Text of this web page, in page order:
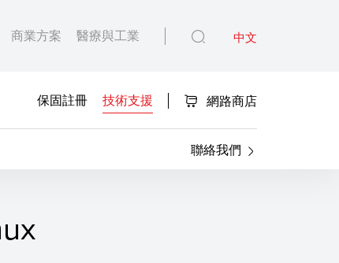
商業方案 醫療與工業 中文
保固註冊 技術支援 網路商店
聯絡我們